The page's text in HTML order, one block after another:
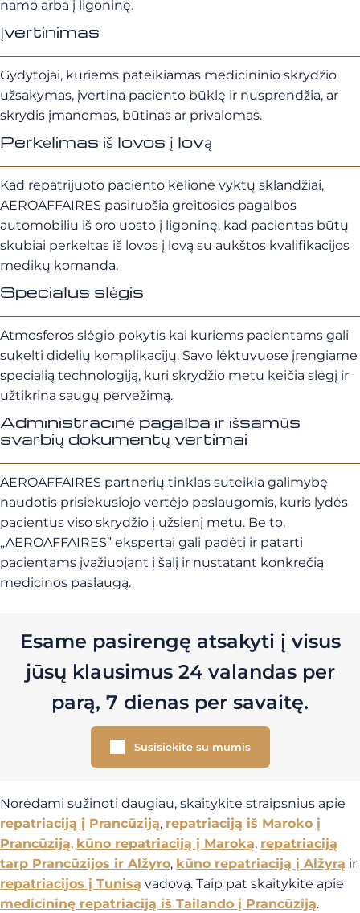
namo arba į ligoninę.
Įvertinimas
Gydytojai, kuriems pateikiamas medicininio skrydžio
užsakymas, įvertina paciento būklę ir nusprendžia, ar
skrydis įmanomas, būtinas ar privalomas.
Perkėlimas iš lovos į lovą
Kad repatrijuoto paciento kelionė vyktų sklandžiai,
AEROAFFAIRES pasiruošia greitosios pagalbos
automobiliu iš oro uosto į ligoninę, kad pacientas būtų
skubiai perkeltas iš lovos į lovą su aukštos kvalifikacijos
medikų komanda.
Specialus slėgis
Atmosferos slėgio pokytis kai kuriems pacientams gali
sukelti didelių komplikacijų. Savo lėktuvuose įrengiame
specialią technologiją, kuri skrydžio metu keičia slėgį ir
užtikrina saugų pervežimą.
Administracinė pagalba ir išsamūs
svarbių dokumentų vertimai
AEROAFFAIRES partnerių tinklas suteikia galimybę
naudotis prisiekusiojo vertėjo paslaugomis, kuris lydės
pacientus viso skrydžio į užsienį metu. Be to,
„AEROAFFAIRES” ekspertai gali padėti ir patarti
pacientams įvažiuojant į šalį ir nustatant konkrečią
medicinos paslaugą.
Esame pasirengę atsakyti į visus
jūsų klausimus 24 valandas per
parą, 7 dienas per savaitę.
Susisiekite su mumis
Norėdami sužinoti daugiau, skaitykite straipsnius apie
repatriaciją į Prancūziją, repatriaciją iš Maroko į
Prancūziją, kūno repatriaciją į Maroką, repatriaciją
tarp Prancūzijos ir Alžyro, kūno repatriaciją į Alžyrą ir
repatriacijos į Tunisą vadovą. Taip pat skaitykite apie
medicininę repatriaciją iš Tailando į Prancūziją.